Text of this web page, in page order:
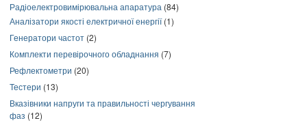
Радіоелектровимірювальна апаратура (84)
Аналізатори якості електричної енергії(1)
Генератори частот (2)
Комплекти перевірочного обладнання (7)
Рефлектометри (20)
Тестери (13)
Вказівники напруги та правильності чергування
фаз (12)